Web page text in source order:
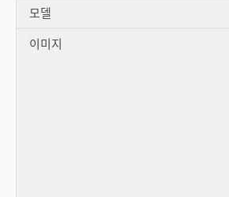
모델
이미지